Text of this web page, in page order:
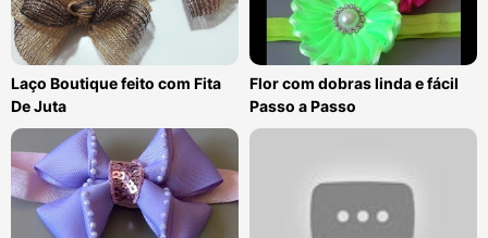
Laço Boutique feito com Fita
De Juta
Flor com dobras linda e fácil
Passo a Passo